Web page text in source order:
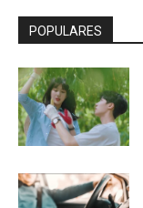
POPULARES